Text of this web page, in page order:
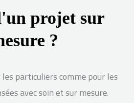
projet sur
?
particuliers comme pour les
avec soin et sur mesure.